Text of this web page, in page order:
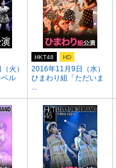
火）
ル
2016年11月9日（水）
ひまわり組「ただいま
...
HKT48 HD